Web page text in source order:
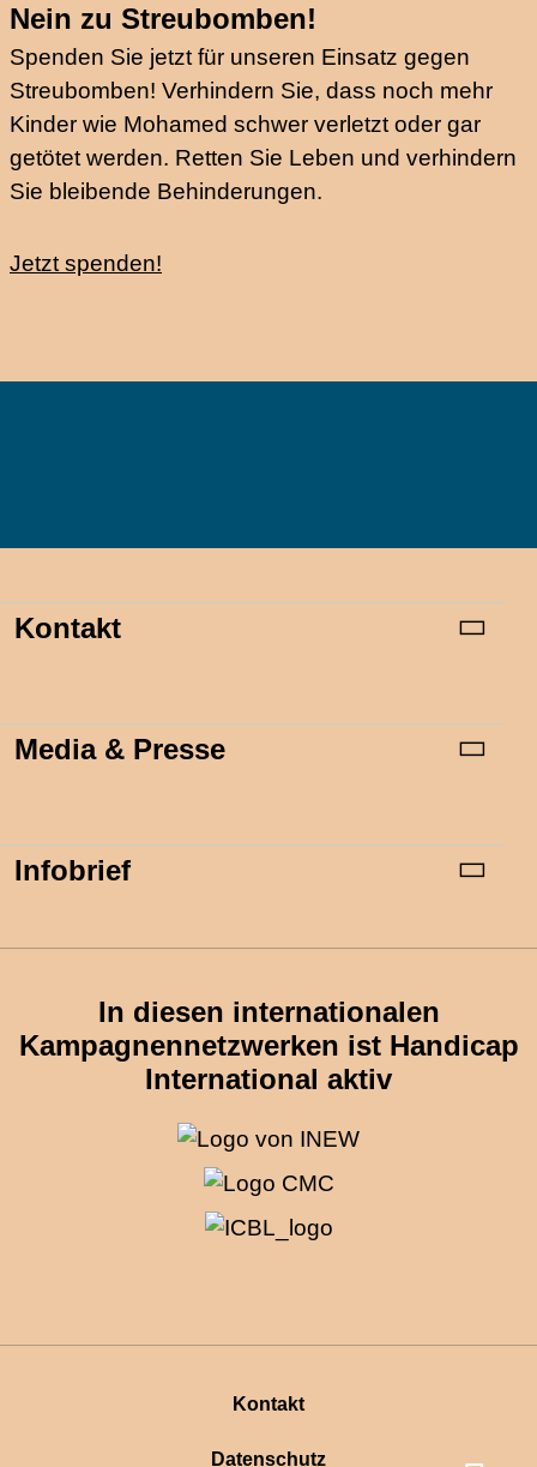
Nein zu Streubomben!
Spenden Sie jetzt für unseren Einsatz gegen
Streubomben! Verhindern Sie, dass noch mehr
Kinder wie Mohamed schwer verletzt oder gar
getötet werden. Retten Sie Leben und verhindern
Sie bleibende Behinderungen.
Jetzt spenden!
Kontakt
Media & Presse
Infobrief
In diesen internationalen
Kampagnennetzwerken ist Handicap
International aktiv
Kontakt
Datenschutz